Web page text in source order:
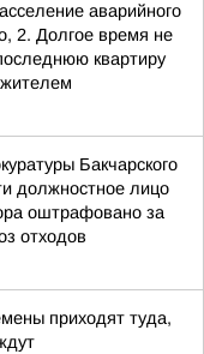
аварийного
2. Долгое время не
квартиру
Бакчарского
должностное лицо
оштрафовано за
отходов
приходят туда,